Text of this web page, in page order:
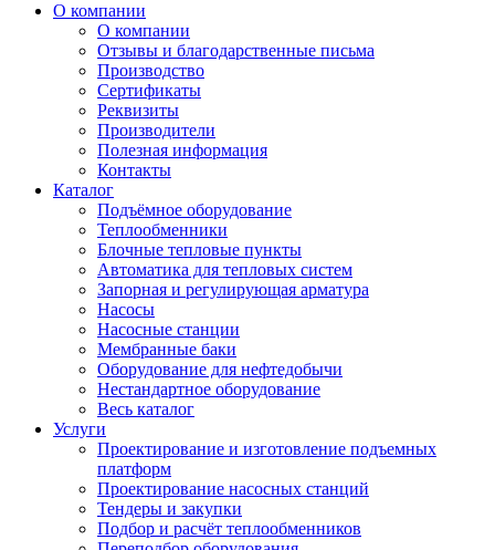
О компании
О компании
Отзывы и благодарственные письма
Производство
Сертификаты
Реквизиты
Производители
Полезная информация
Контакты
Каталог
Подъёмное оборудование
Теплообменники
Блочные тепловые пункты
Автоматика для тепловых систем
Запорная и регулирующая арматура
Насосы
Насосные станции
Мембранные баки
Оборудование для нефтедобычи
Нестандартное оборудование
Весь каталог
Услуги
Проектирование и изготовление подъемных
платформ
Проектирование насосных станций
Тендеры и закупки
Подбор и расчёт теплообменников